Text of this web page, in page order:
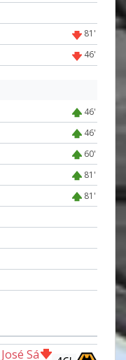
81'
46'
46'
46'
60'
81'
81'
José Sá